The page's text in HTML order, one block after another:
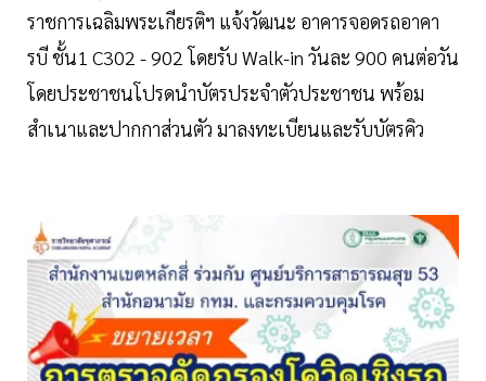
ราชการเฉลิมพระเกียรติฯ แจ้งวัฒนะ อาคารจอดรถอาคา
รบี ชั้น1 C302 - 902 โดยรับ Walk-in วันละ 900 คนต่อวัน
โดยประชาชนโปรดนำบัตรประจำตัวประชาชน พร้อม
สำเนาและปากกาส่วนตัว มาลงทะเบียนและรับบัตรคิว